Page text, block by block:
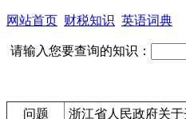
网站首页 财税知识 英语词典
请输入您要查询的知识：
问题 浙江省人民政府关